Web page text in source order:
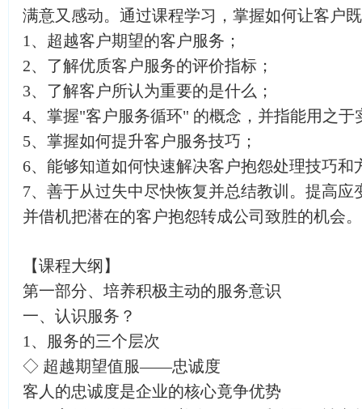
满意又感动。通过课程学习，掌握如何让客户
1、超越客户期望的客户服务；
2、了解优质客户服务的评价指标；
3、了解客户所认为重要的是什么；
4、掌握"客户服务循环" 的概念，并指能用之于
5、掌握如何提升客户服务技巧；
6、能够知道如何快速解决客户抱怨处理技巧和
7、善于从过失中尽快恢复并总结教训。提高应
并借机把潜在的客户抱怨转成公司致胜的机会。
【课程大纲】
第一部分、培养积极主动的服务意识
一、认识服务？
1、服务的三个层次
◇ 超越期望值服——忠诚度
客人的忠诚度是企业的核心竟争优势